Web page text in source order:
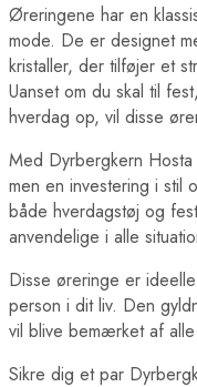
Øreringene har en
mode. De er designet
kristaller, der tilføjer et
Uanset om du skal til
hverdag op, vil disse
Med Dyrbergkern
men en investering i stil
både hverdagstøj og
anvendelige i alle
Disse øreringe er
person i dit liv. Den
vil blive bemærket af
Sikre dig et par